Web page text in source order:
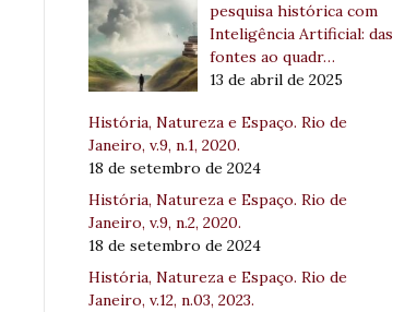
pesquisa histórica com
Inteligência Artificial: das
fontes ao quadr…
13 de abril de 2025
História, Natureza e Espaço. Rio de
Janeiro, v.9, n.1, 2020.
18 de setembro de 2024
História, Natureza e Espaço. Rio de
Janeiro, v.9, n.2, 2020.
18 de setembro de 2024
História, Natureza e Espaço. Rio de
Janeiro, v.12, n.03, 2023.